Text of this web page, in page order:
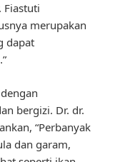
Fiastuti
merupakan
dapat
bergizi. Dr. dr.
“Perbanyak
dan garam,